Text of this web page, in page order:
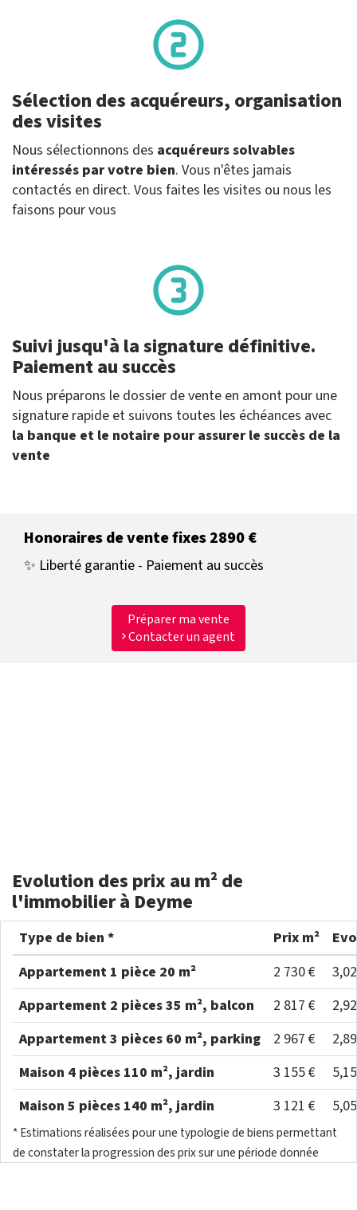
Sélection des acquéreurs, organisation
des visites
Nous sélectionnons des acquéreurs solvables
intéressés par votre bien. Vous n'êtes jamais
contactés en direct. Vous faites les visites ou nous les
faisons pour vous
Suivi jusqu'à la signature définitive.
Paiement au succès
Nous préparons le dossier de vente en amont pour une
signature rapide et suivons toutes les échéances avec
la banque et le notaire pour assurer le succès de la
vente
Honoraires de vente fixes 2890 €
✨ Liberté garantie - Paiement au succès
Préparer ma vente
Contacter un agent
Evolution des prix au m² de
l'immobilier à Deyme
Type de bien * Prix m²
Appartement 1 pièce 20 m²
2 730 €
Appartement 2 pièces 35 m², balcon
2 817 €
Appartement 3 pièces 60 m², parking
2 967 €
Maison 4 pièces 110 m², jardin
3 155 €
Maison 5 pièces 140 m², jardin
3 121 €
* Estimations réalisées pour une typologie de biens permettant
de constater la progression des prix sur une période donnée